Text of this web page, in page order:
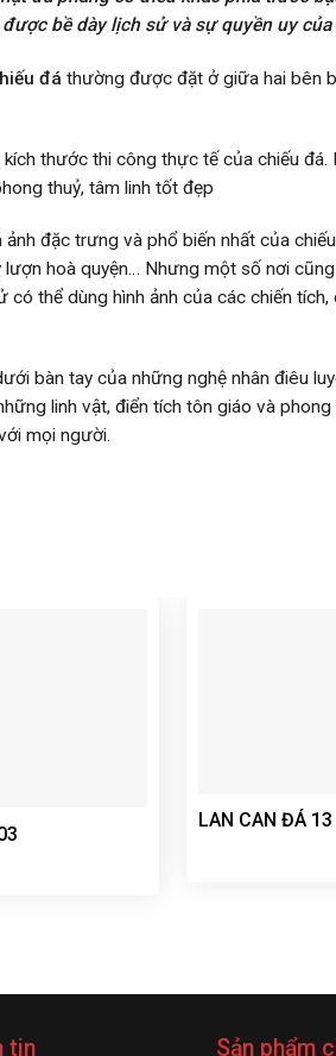
bề dày lịch sử và sự quyền uy
đá thường được đặt ở giữa hai bên
thước thi công thực tế của chiếu đá.
thuỷ, tâm linh tốt đẹp
đặc trưng và phổ biến nhất của
hoà quyện… Nhưng một số nơi
thể dùng hình ảnh của các chiến tích,
bàn tay của những nghệ nhân điêu
linh vật, điển tích tôn giáo và
mọi người.
LAN CAN ĐÁ 13
tin Sản phẩm